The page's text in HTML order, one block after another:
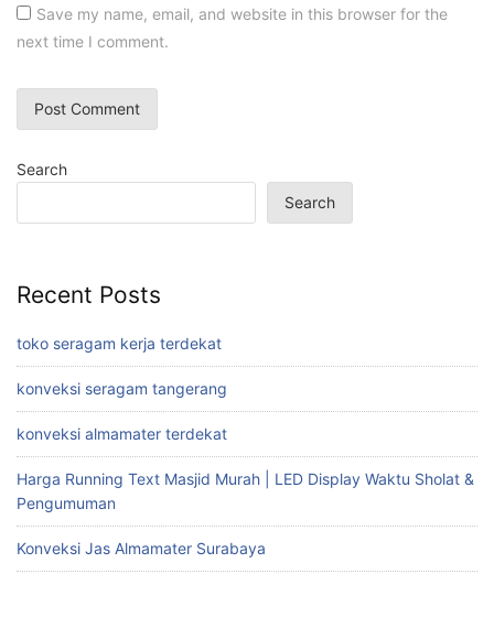
Save my name, email, and website in this browser for the
next time I comment.
Search
Search
Recent Posts
toko seragam kerja terdekat
konveksi seragam tangerang
konveksi almamater terdekat
Harga Running Text Masjid Murah | LED Display Waktu Sholat &
Pengumuman
Konveksi Jas Almamater Surabaya